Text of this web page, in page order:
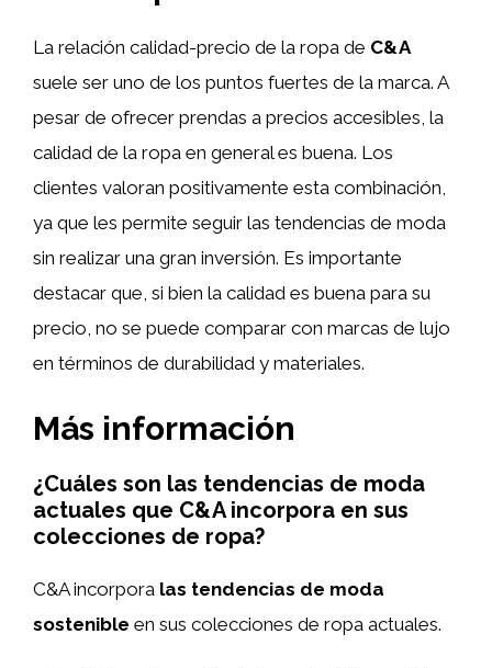
La relación calidad-precio de la ropa de C&A
suele ser uno de los puntos fuertes de la marca. A
pesar de ofrecer prendas a precios accesibles, la
calidad de la ropa en general es buena. Los
clientes valoran positivamente esta combinación,
ya que les permite seguir las tendencias de moda
sin realizar una gran inversión. Es importante
destacar que, si bien la calidad es buena para su
precio, no se puede comparar con marcas de lujo
en términos de durabilidad y materiales.
Más información
¿Cuáles son las tendencias de moda
actuales que C&A incorpora en sus
colecciones de ropa?
C&A incorpora las tendencias de moda
sostenible en sus colecciones de ropa actuales.